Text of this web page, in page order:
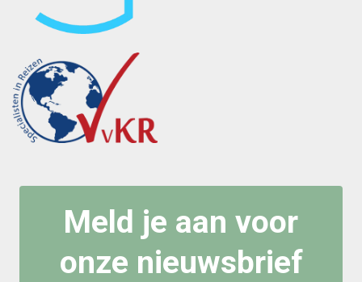
Meld je aan voor
onze nieuwsbrief